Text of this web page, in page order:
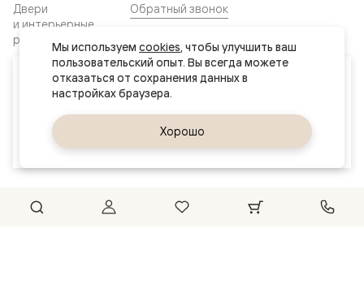
Ваш город
Нур-Султан (Астана)
Двери
и интерьерные
решения
Обратный звонок
Сайт не является публичной офертой
Правовая информация
Дизайн сайта совместно с агентством
Супрематика
Мы используем cookies, чтобы улучшить ваш
пользовательский опыт. Вы всегда можете
отказаться от сохранения данных в
Хорошо